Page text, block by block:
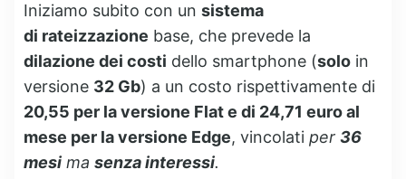
Iniziamo subito con un sistema
di rateizzazione base, che prevede la
dilazione dei costi dello smartphone (solo in
versione 32 Gb) a un costo rispettivamente di
20,55 per la versione Flat e di 24,71 euro al
mese per la versione Edge, vincolati per 36
mesi ma senza interessi.